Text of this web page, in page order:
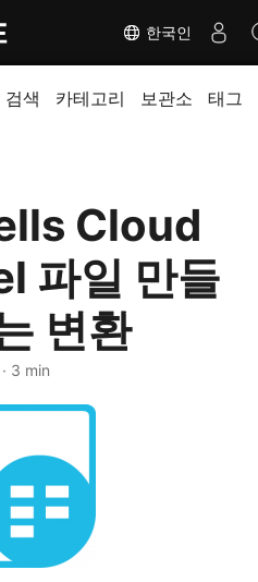
한국인
검색 카테고리 보관소 태그
Cloud
파일 만들
변환
3 min